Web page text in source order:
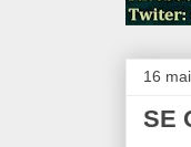
16
SE